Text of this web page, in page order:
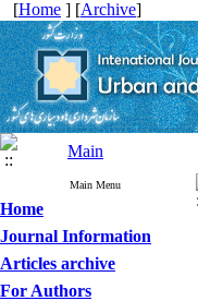
[Home ] [Archive]
Main
Main Menu
Home
Journal Information
Articles archive
For Authors